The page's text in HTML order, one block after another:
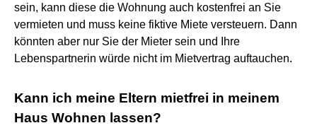
sein, kann diese die Wohnung auch kostenfrei an Sie
vermieten und muss keine fiktive Miete versteuern. Dann
könnten aber nur Sie der Mieter sein und Ihre
Lebenspartnerin würde nicht im Mietvertrag auftauchen.
Kann ich meine Eltern mietfrei in meinem
Haus Wohnen lassen?